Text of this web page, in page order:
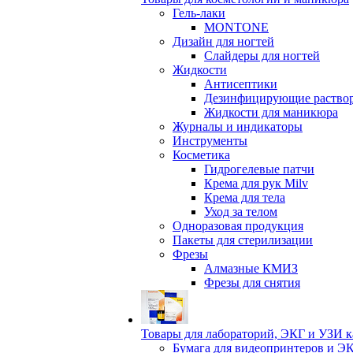
Гель-лаки
MONTONE
Дизайн для ногтей
Слайдеры для ногтей
Жидкости
Антисептики
Дезинфицирующие
Жидкости для маникюра
Журналы и индикаторы
Инструменты
Косметика
Гидрогелевые патчи
Крема для рук Milv
Крема для тела
Уход за телом
Одноразовая продукция
Пакеты для стерилизации
Фрезы
Алмазные КМИЗ
Фрезы для снятия
Товары для лабораторий, ЭКГ и УЗИ
Бумага для видеопринтеров и